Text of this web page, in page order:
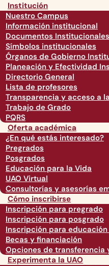
Institución
Nuestro Campus
Información institucional
Documentos Institucionales
Símbolos institucionales
Órganos de Gobierno
Planeación y Efectividad
Directorio General
Lista de profesores
Transparencia y acceso a
Trabajo de Grado
PQRS
Oferta académica
¿En qué estás interesado?
Pregrados
Posgrados
Educación para la Vida
UAO Virtual
Consultorías y asesorías
Cómo inscribirse
Inscripción para pregrado
Inscripción para posgrado
Inscripción para
Becas y financiación
Opciones de transferencia
Experimenta la UAO